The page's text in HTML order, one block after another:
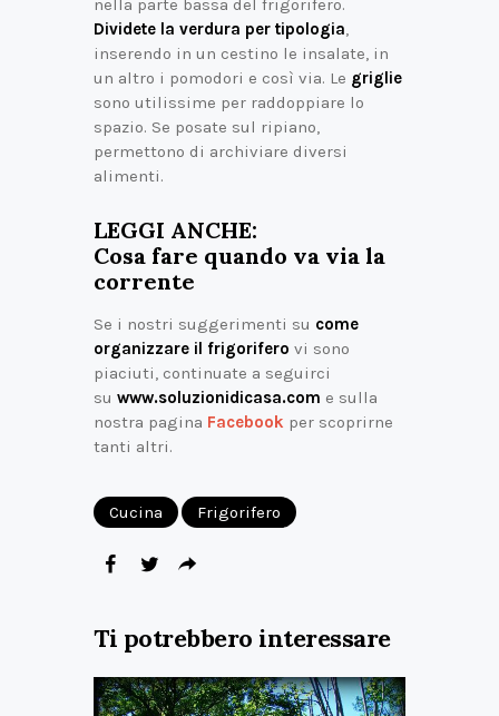
nella parte bassa del frigorifero.
Dividete la verdura per tipologia,
inserendo in un cestino le insalate, in
un altro i pomodori e così via. Le griglie
sono utilissime per raddoppiare lo
spazio. Se posate sul ripiano,
permettono di archiviare diversi
alimenti.
LEGGI ANCHE:
Cosa fare quando va via la
corrente
Se i nostri suggerimenti su come
organizzare il frigorifero vi sono
piaciuti, continuate a seguirci
su www.soluzionidicasa.com e sulla
nostra pagina Facebook per scoprirne
tanti altri.
Cucina Frigorifero
Ti potrebbero interessare